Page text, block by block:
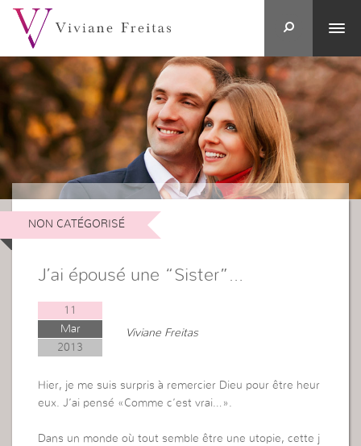
NON CATÉGORISÉ
J’ai épousé une “Sister”…
11
Mar
2013
Viviane Freitas
Hier, je me suis surpris à remercier Dieu pour être heur
eux. J’ai pensé «Comme c’est vrai…».
Dans un monde où tout semble être une utopie, cette j